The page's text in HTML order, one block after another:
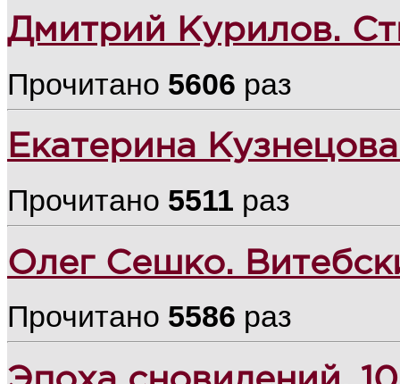
Дмитрий Курилов.
Прочитано 5606 раз
Екатерина
Прочитано 5511 раз
Олег Сешко.
Прочитано 5586 раз